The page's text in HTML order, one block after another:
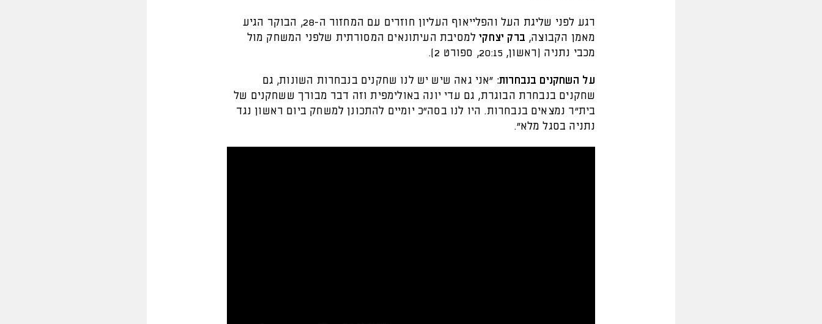
רגע לפני שליגת העל והפלייאוף העליון חוזרים עם המחזור ה-28, הבוקר הגיע
מאמן הקבוצה, ברק יצחקילמסיבת העיתונאים המסורתית שלפני המשחק מול
מכבי נתניה (ראשון, 20:15, ספורט 2).
על השחקנים בנבחרות: "אני גאה שיש יש לנו שחקנים בנבחרות השונות, גם
שחקנים בנבחרת הבוגרת, גם עדי יונה באולימפית וזה דבר מבורך ששחקנים של
בית”ר נמצאים בנבחרות. היו לנו בסה״כ יומיים להתכונן למשחק ביום ראשון נגד
נתניה בסגל מלא".